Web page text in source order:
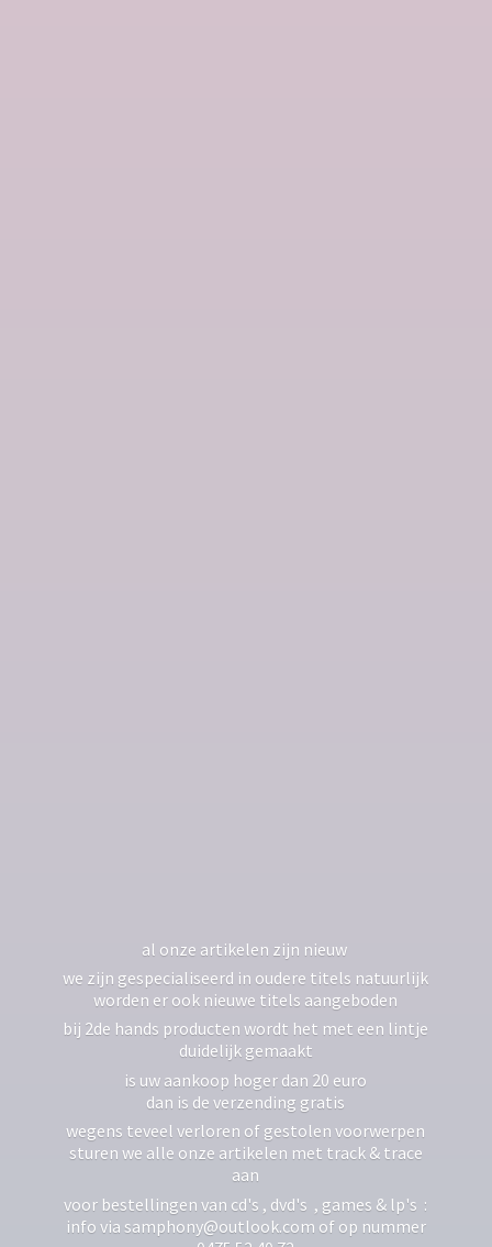
al onze artikelen zijn nieuw
we zijn gespecialiseerd in oudere titels natuurlijk
worden er ook nieuwe titels aangeboden
bij 2de hands producten wordt het met een lintje
duidelijk gemaakt
is uw aankoop hoger dan 20 euro
dan is de verzending gratis
wegens teveel verloren of gestolen voorwerpen
sturen we alle onze artikelen met track & trace
aan
voor bestellingen van cd's , dvd's , games & lp's :
info via samphony@outlook.com of op nummer